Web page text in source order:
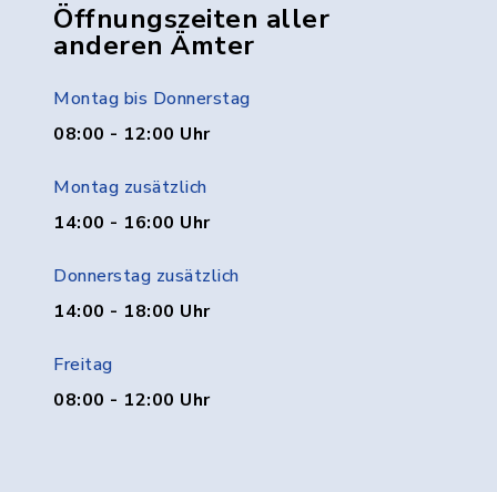
Öffnungszeiten aller
anderen Ämter
Montag bis Donnerstag
08:00 - 12:00 Uhr
Montag zusätzlich
14:00 - 16:00 Uhr
Donnerstag zusätzlich
14:00 - 18:00 Uhr
Freitag
08:00 - 12:00 Uhr